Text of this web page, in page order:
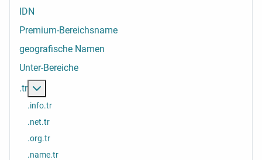
IDN
Premium-Bereichsname
geografische Namen
Unter-Bereiche
.tr
.info.tr
.net.tr
.org.tr
.name.tr